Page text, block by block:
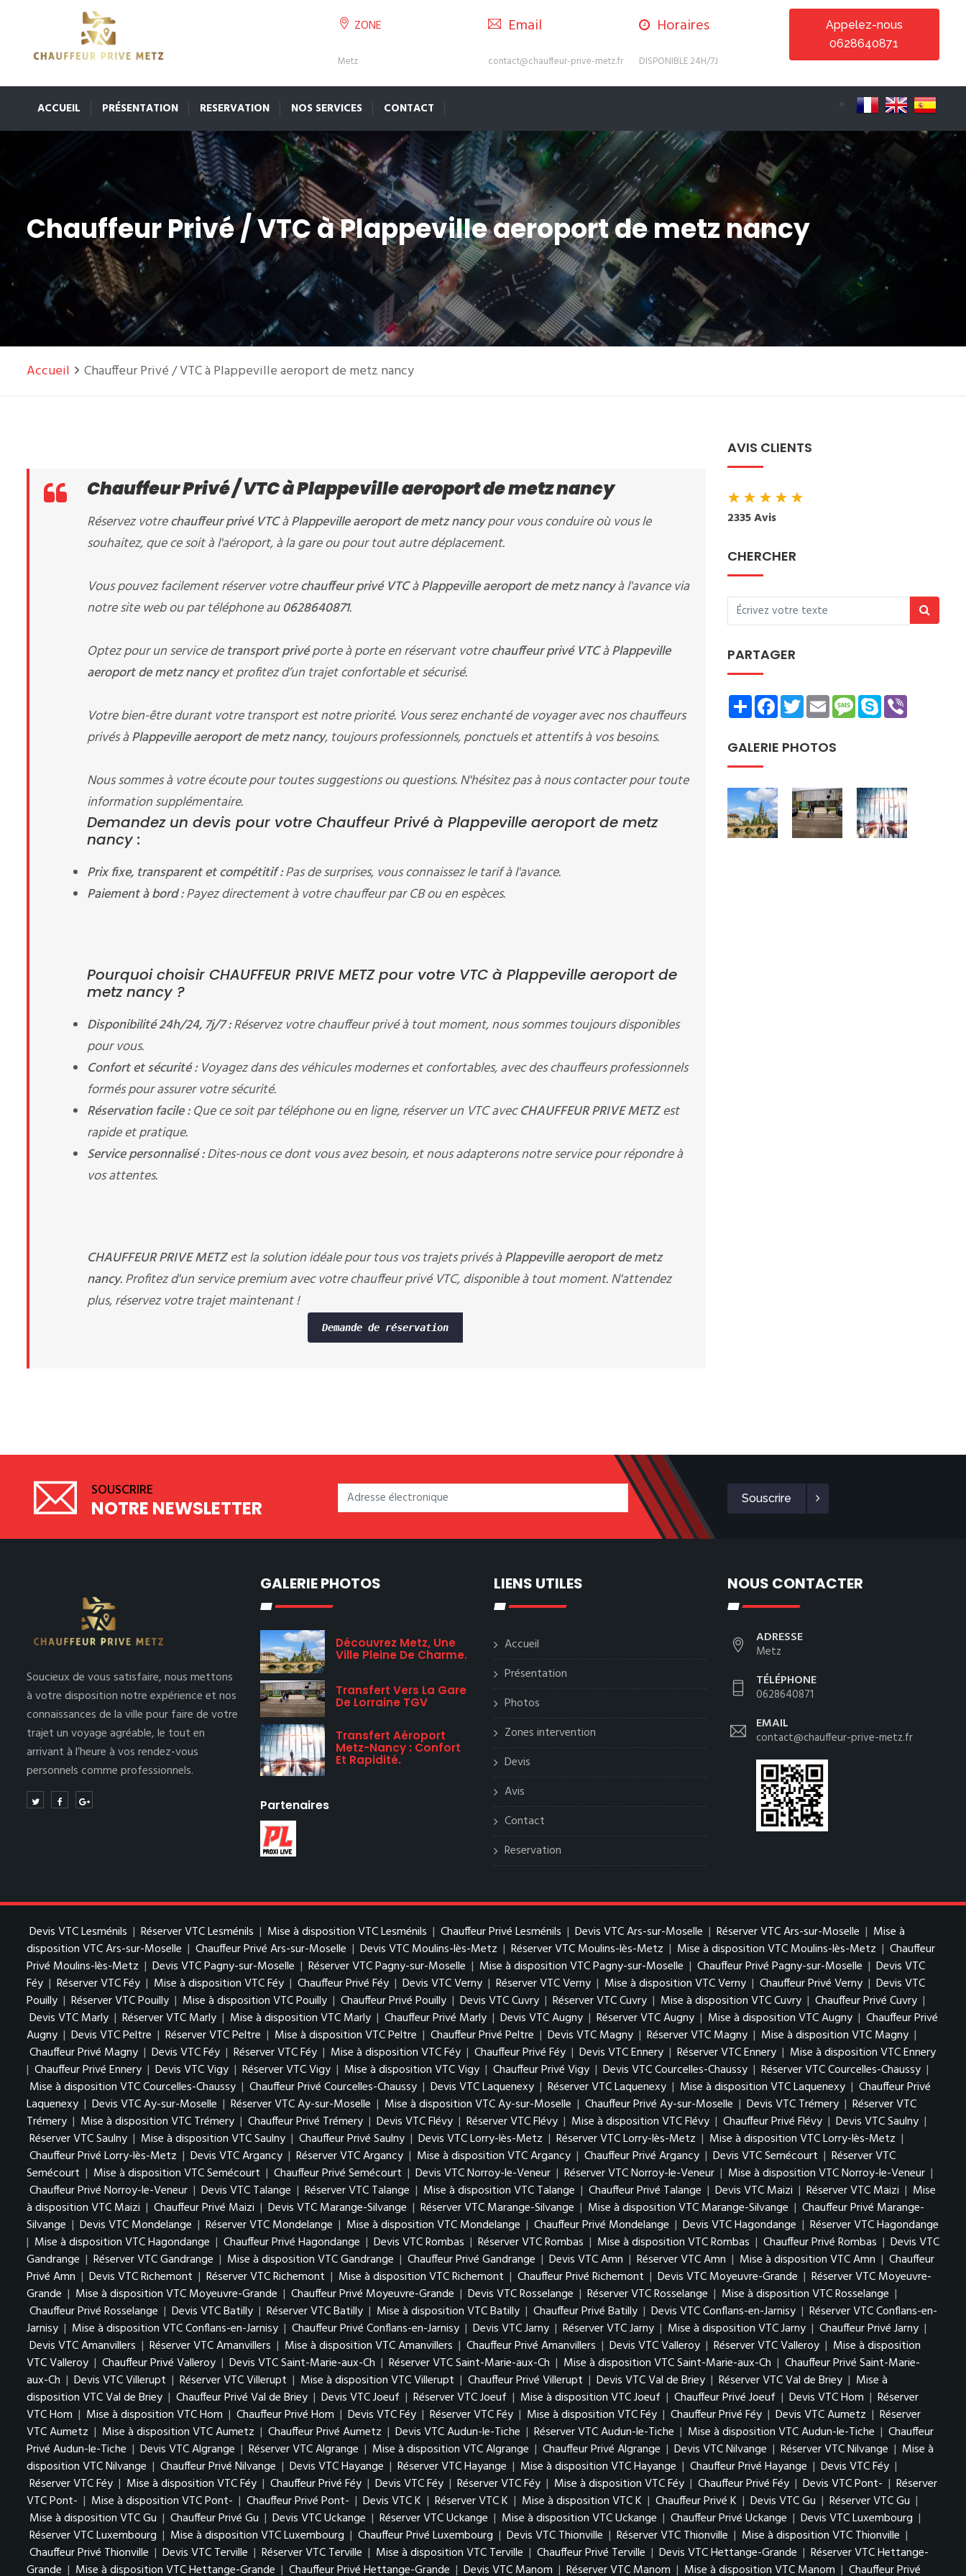
ZONE
Metz
Email
contact@chauffeur-prive-metz.fr
Horaires
DISPONIBLE 24H/7J
Appelez-nous
0628640871
ACCUEIL PRÉSENTATION RESERVATION NOS SERVICES CONTACT
Chauffeur Privé / VTC à Plappeville aeroport de metz nancy
Accueil Chauffeur Privé / VTC à Plappeville aeroport de metz nancy
Chauffeur Privé / VTC à Plappeville aeroport de metz nancy
Réservez votrechauffeur privé VTCàPlappeville aeroport de metz nancypour vous conduire où vous le
souhaitez, que ce soit à l'aéroport, à la gare ou pour tout autre déplacement.
Vous pouvez facilement réserver votrechauffeur privé VTCàPlappeville aeroport de metz nancyà l'avance via
notre site web ou par téléphone au0628640871.
Optez pour un service detransport privéporte à porte en réservant votrechauffeur privé VTCàPlappeville
aeroport de metz nancyet profitez d’un trajet confortable et sécurisé.
Votre bien-être durant votre transport est notre priorité. Vous serez enchanté de voyager avec nos chauffeurs
privés àPlappeville aeroport de metz nancy, toujours professionnels, ponctuels et attentifs à vos besoins.
Nous sommes à votre écoute pour toutes suggestions ou questions. N'hésitez pas à nous contacter pour toute
information supplémentaire.
Demandez un devis pour votre Chauffeur Privé à Plappeville aeroport de metz
nancy :
Prix fixe, transparent et compétitif :Pas de surprises, vous connaissez le tarif à l'avance.
Paiement à bord :Payez directement à votre chauffeur par CB ou en espèces.
Pourquoi choisir CHAUFFEUR PRIVE METZ pour votre VTC à Plappeville aeroport de
metz nancy ?
Disponibilité 24h/24, 7j/7 :Réservez votre chauffeur privé à tout moment, nous sommes toujours disponibles
pour vous.
Confort et sécurité :Voyagez dans des véhicules modernes et confortables, avec des chauffeurs professionnels
formés pour assurer votre sécurité.
Réservation facile :Que ce soit par téléphone ou en ligne, réserver un VTC avecCHAUFFEUR PRIVE METZest
rapide et pratique.
Service personnalisé :Dites-nous ce dont vous avez besoin, et nous adapterons notre service pour répondre à
vos attentes.
CHAUFFEUR PRIVE METZest la solution idéale pour tous vos trajets privés àPlappeville aeroport de metz
nancy. Profitez d'un service premium avec votre chauffeur privé VTC, disponible à tout moment. N'attendez
plus, réservez votre trajet maintenant !
Demande de réservation
AVIS CLIENTS
★★★★★
2335 Avis
CHERCHER
PARTAGER
ShareFacebookTwitterEmailMessage
Skype
GALERIE PHOTOS
SOUSCRIRE
NOTRE NEWSLETTER Souscrire
Soucieux de vous satisfaire, nous mettons
à votre disposition notre expérience et nos
connaissances de la ville pour faire de votre
trajet un voyage agréable, le tout en
arrivant à l’heure à vos rendez-vous
personnels comme professionnels.
GALERIE PHOTOS
Découvrez Metz, Une
Ville Pleine De Charme.
Transfert Vers La Gare
De Lorraine TGV
Transfert Aéroport
Metz-Nancy : Confort
Et Rapidité.
Partenaires
LIENS UTILES
Accueil
Présentation
Photos
Zones intervention
Devis
Avis
Contact
Reservation
NOUS CONTACTER
ADRESSE
Metz
TÉLÉPHONE
0628640871
EMAIL
contact@chauffeur-prive-metz.fr
Devis VTC Lesménils | Réserver VTC Lesménils | Mise à disposition VTC Lesménils | Chauffeur Privé Lesménils | Devis VTC Ars-sur-Moselle | Réserver VTC Ars-sur-Moselle | Mise à
disposition VTC Ars-sur-Moselle | Chauffeur Privé Ars-sur-Moselle | Devis VTC Moulins-lès-Metz | Réserver VTC Moulins-lès-Metz | Mise à disposition VTC Moulins-lès-Metz | Chauffeur
Privé Moulins-lès-Metz | Devis VTC Pagny-sur-Moselle | Réserver VTC Pagny-sur-Moselle | Mise à disposition VTC Pagny-sur-Moselle | Chauffeur Privé Pagny-sur-Moselle | Devis VTC
Féy | Réserver VTC Féy | Mise à disposition VTC Féy | Chauffeur Privé Féy | Devis VTC Verny | Réserver VTC Verny | Mise à disposition VTC Verny | Chauffeur Privé Verny | Devis VTC
Pouilly | Réserver VTC Pouilly | Mise à disposition VTC Pouilly | Chauffeur Privé Pouilly | Devis VTC Cuvry | Réserver VTC Cuvry | Mise à disposition VTC Cuvry | Chauffeur Privé Cuvry |
Devis VTC Marly | Réserver VTC Marly | Mise à disposition VTC Marly | Chauffeur Privé Marly | Devis VTC Augny | Réserver VTC Augny | Mise à disposition VTC Augny | Chauffeur Privé
Augny | Devis VTC Peltre | Réserver VTC Peltre | Mise à disposition VTC Peltre | Chauffeur Privé Peltre | Devis VTC Magny | Réserver VTC Magny | Mise à disposition VTC Magny |
Chauffeur Privé Magny | Devis VTC Féy | Réserver VTC Féy | Mise à disposition VTC Féy | Chauffeur Privé Féy | Devis VTC Ennery | Réserver VTC Ennery | Mise à disposition VTC Ennery
| Chauffeur Privé Ennery | Devis VTC Vigy | Réserver VTC Vigy | Mise à disposition VTC Vigy | Chauffeur Privé Vigy | Devis VTC Courcelles-Chaussy | Réserver VTC Courcelles-Chaussy |
Mise à disposition VTC Courcelles-Chaussy | Chauffeur Privé Courcelles-Chaussy | Devis VTC Laquenexy | Réserver VTC Laquenexy | Mise à disposition VTC Laquenexy | Chauffeur Privé
Laquenexy | Devis VTC Ay-sur-Moselle | Réserver VTC Ay-sur-Moselle | Mise à disposition VTC Ay-sur-Moselle | Chauffeur Privé Ay-sur-Moselle | Devis VTC Trémery | Réserver VTC
Trémery | Mise à disposition VTC Trémery | Chauffeur Privé Trémery | Devis VTC Flévy | Réserver VTC Flévy | Mise à disposition VTC Flévy | Chauffeur Privé Flévy | Devis VTC Saulny |
Réserver VTC Saulny | Mise à disposition VTC Saulny | Chauffeur Privé Saulny | Devis VTC Lorry-lès-Metz | Réserver VTC Lorry-lès-Metz | Mise à disposition VTC Lorry-lès-Metz |
Chauffeur Privé Lorry-lès-Metz | Devis VTC Argancy | Réserver VTC Argancy | Mise à disposition VTC Argancy | Chauffeur Privé Argancy | Devis VTC Semécourt | Réserver VTC
Semécourt | Mise à disposition VTC Semécourt | Chauffeur Privé Semécourt | Devis VTC Norroy-le-Veneur | Réserver VTC Norroy-le-Veneur | Mise à disposition VTC Norroy-le-Veneur |
Chauffeur Privé Norroy-le-Veneur | Devis VTC Talange | Réserver VTC Talange | Mise à disposition VTC Talange | Chauffeur Privé Talange | Devis VTC Maizi | Réserver VTC Maizi | Mise
à disposition VTC Maizi | Chauffeur Privé Maizi | Devis VTC Marange-Silvange | Réserver VTC Marange-Silvange | Mise à disposition VTC Marange-Silvange | Chauffeur Privé Marange-
Silvange | Devis VTC Mondelange | Réserver VTC Mondelange | Mise à disposition VTC Mondelange | Chauffeur Privé Mondelange | Devis VTC Hagondange | Réserver VTC Hagondange
| Mise à disposition VTC Hagondange | Chauffeur Privé Hagondange | Devis VTC Rombas | Réserver VTC Rombas | Mise à disposition VTC Rombas | Chauffeur Privé Rombas | Devis VTC
Gandrange | Réserver VTC Gandrange | Mise à disposition VTC Gandrange | Chauffeur Privé Gandrange | Devis VTC Amn | Réserver VTC Amn | Mise à disposition VTC Amn | Chauffeur
Privé Amn | Devis VTC Richemont | Réserver VTC Richemont | Mise à disposition VTC Richemont | Chauffeur Privé Richemont | Devis VTC Moyeuvre-Grande | Réserver VTC Moyeuvre-
Grande | Mise à disposition VTC Moyeuvre-Grande | Chauffeur Privé Moyeuvre-Grande | Devis VTC Rosselange | Réserver VTC Rosselange | Mise à disposition VTC Rosselange |
Chauffeur Privé Rosselange | Devis VTC Batilly | Réserver VTC Batilly | Mise à disposition VTC Batilly | Chauffeur Privé Batilly | Devis VTC Conflans-en-Jarnisy | Réserver VTC Conflans-en-
Jarnisy | Mise à disposition VTC Conflans-en-Jarnisy | Chauffeur Privé Conflans-en-Jarnisy | Devis VTC Jarny | Réserver VTC Jarny | Mise à disposition VTC Jarny | Chauffeur Privé Jarny |
Devis VTC Amanvillers | Réserver VTC Amanvillers | Mise à disposition VTC Amanvillers | Chauffeur Privé Amanvillers | Devis VTC Valleroy | Réserver VTC Valleroy | Mise à disposition
VTC Valleroy | Chauffeur Privé Valleroy | Devis VTC Saint-Marie-aux-Ch | Réserver VTC Saint-Marie-aux-Ch | Mise à disposition VTC Saint-Marie-aux-Ch | Chauffeur Privé Saint-Marie-
aux-Ch | Devis VTC Villerupt | Réserver VTC Villerupt | Mise à disposition VTC Villerupt | Chauffeur Privé Villerupt | Devis VTC Val de Briey | Réserver VTC Val de Briey | Mise à
disposition VTC Val de Briey | Chauffeur Privé Val de Briey | Devis VTC Joeuf | Réserver VTC Joeuf | Mise à disposition VTC Joeuf | Chauffeur Privé Joeuf | Devis VTC Hom | Réserver
VTC Hom | Mise à disposition VTC Hom | Chauffeur Privé Hom | Devis VTC Féy | Réserver VTC Féy | Mise à disposition VTC Féy | Chauffeur Privé Féy | Devis VTC Aumetz | Réserver
VTC Aumetz | Mise à disposition VTC Aumetz | Chauffeur Privé Aumetz | Devis VTC Audun-le-Tiche | Réserver VTC Audun-le-Tiche | Mise à disposition VTC Audun-le-Tiche | Chauffeur
Privé Audun-le-Tiche | Devis VTC Algrange | Réserver VTC Algrange | Mise à disposition VTC Algrange | Chauffeur Privé Algrange | Devis VTC Nilvange | Réserver VTC Nilvange | Mise à
disposition VTC Nilvange | Chauffeur Privé Nilvange | Devis VTC Hayange | Réserver VTC Hayange | Mise à disposition VTC Hayange | Chauffeur Privé Hayange | Devis VTC Féy |
Réserver VTC Féy | Mise à disposition VTC Féy | Chauffeur Privé Féy | Devis VTC Féy | Réserver VTC Féy | Mise à disposition VTC Féy | Chauffeur Privé Féy | Devis VTC Pont- | Réserver
VTC Pont- | Mise à disposition VTC Pont- | Chauffeur Privé Pont- | Devis VTC K | Réserver VTC K | Mise à disposition VTC K | Chauffeur Privé K | Devis VTC Gu | Réserver VTC Gu |
Mise à disposition VTC Gu | Chauffeur Privé Gu | Devis VTC Uckange | Réserver VTC Uckange | Mise à disposition VTC Uckange | Chauffeur Privé Uckange | Devis VTC Luxembourg |
Réserver VTC Luxembourg | Mise à disposition VTC Luxembourg | Chauffeur Privé Luxembourg | Devis VTC Thionville | Réserver VTC Thionville | Mise à disposition VTC Thionville |
Chauffeur Privé Thionville | Devis VTC Terville | Réserver VTC Terville | Mise à disposition VTC Terville | Chauffeur Privé Terville | Devis VTC Hettange-Grande | Réserver VTC Hettange-
Grande | Mise à disposition VTC Hettange-Grande | Chauffeur Privé Hettange-Grande | Devis VTC Manom | Réserver VTC Manom | Mise à disposition VTC Manom | Chauffeur Privé